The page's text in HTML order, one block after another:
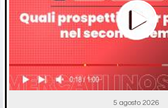
5 agosto 2026